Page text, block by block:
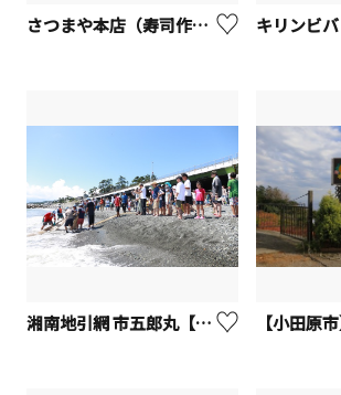
さつまや本店（寿司作り体験）【藤沢市】
湘南地引網 市五郎丸【二宮町】